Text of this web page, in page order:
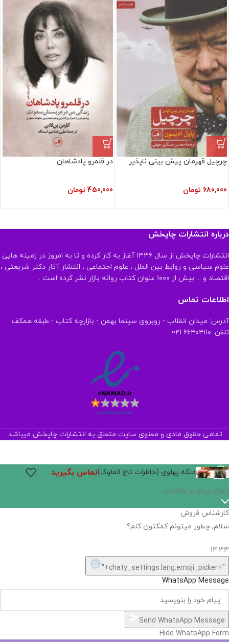
چرچیل قهرمان پیش بینی ناپذیر
680,000 تومان
در قلمرو پادشاهان
450,000 تومان
درباره انتشارات چاپخش
انتشارات چاپخش از سال ۱۳۳۶ آغاز به کار کرده و تا به امروز در زمینه هایی
علوم سیاسی و روابط بین الملل ، علوم اجتماعی ، انتشار آثار دکتر شریعتی ،
اقتصاد و ... بیش از ۱۰۰۰ عنوان کتاب روانه بازار نشر کرده است .
اطلاعات تماس
آدرس: میدان انقلاب - روبروی سینما بهمن - بازارچه کتاب - طبقه همکف
تلفن: ۶۶۴۰۴۱۱۰ 021
تمامی حقوق مادی و معنوی سایت متعلق به انتشارات چاپخش میباشد.
ملکه پهلوی (خاطرات تاج الملوک)تماس بگیرید
ارسال پیام در واتساپ
کارشناس فروش
سلام, چطور میتونم کمکتون کنم؟
14:33
"+chaty_settings.lang.emoji_picker+"
WhatsApp Message
Send WhatsApp Message
Hide WhatsApp Form